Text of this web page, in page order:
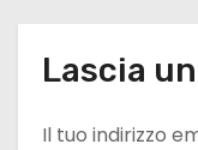
Lascia
Il tuo indirizzo